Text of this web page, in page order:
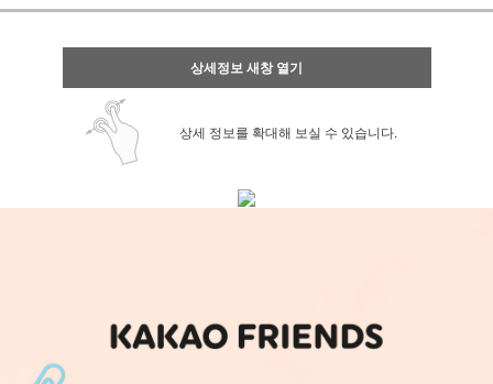
상세정보 새창 열기
상세 정보를 확대해 보실 수 있습니다.